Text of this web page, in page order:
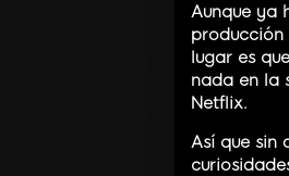
Aunque ya
producción
lugar es
nada en la
Netflix.
Así que sin